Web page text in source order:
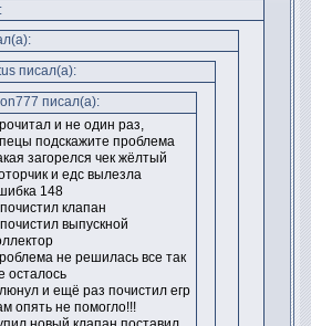
писал(а):
писал(а):
и не один раз,
подскажите проблема
загорелся чек жёлтый
и едс вылезла
148
клапан
выпускной
не решилась все так
осталось
и ещё раз почистил егр
опять не помогло!!!